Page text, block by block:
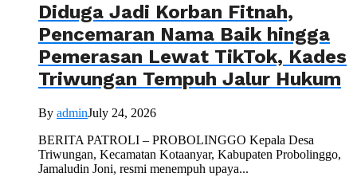
Diduga Jadi Korban Fitnah,
Pencemaran Nama Baik hingga
Pemerasan Lewat TikTok, Kades
Triwungan Tempuh Jalur Hukum
By adminJuly 24, 2026
BERITA PATROLI – PROBOLINGGO Kepala Desa
Triwungan, Kecamatan Kotaanyar, Kabupaten Probolinggo,
Jamaludin Joni, resmi menempuh upaya...